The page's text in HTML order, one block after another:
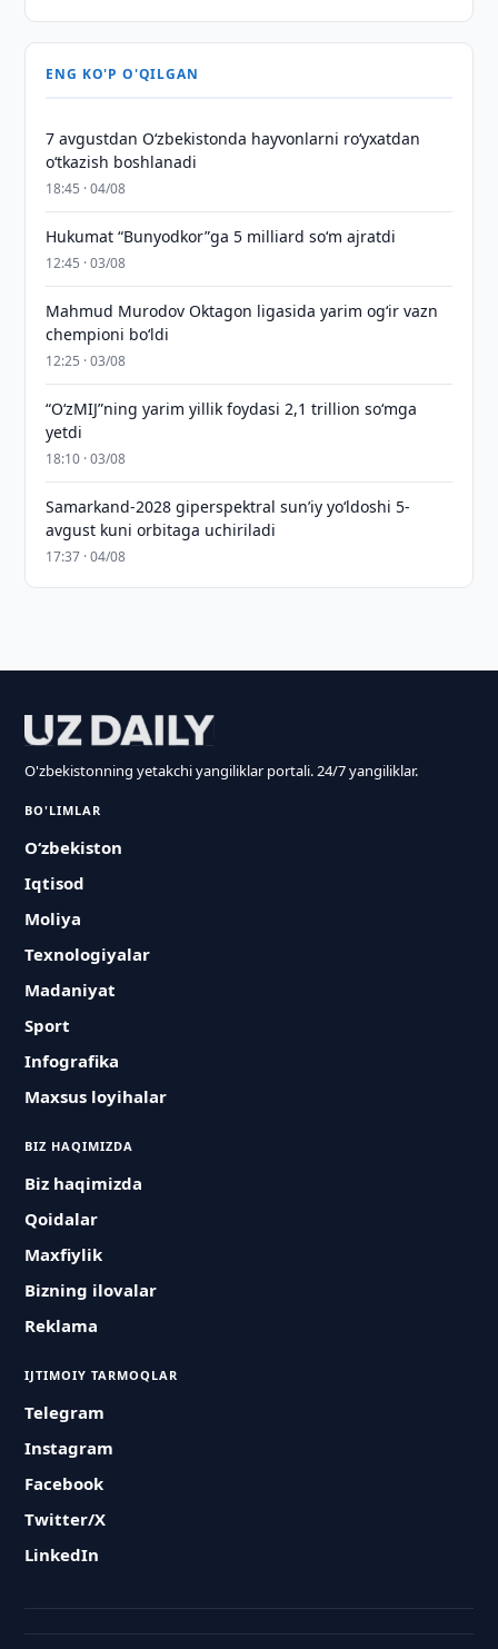
ENG KO'P O'QILGAN
7 avgustdan O‘zbekistonda hayvonlarni ro‘yxatdan
o‘tkazish boshlanadi
18:45 · 04/08
Hukumat “Bunyodkor”ga 5 milliard so‘m ajratdi
12:45 · 03/08
Mahmud Murodov Oktagon ligasida yarim og‘ir vazn
chempioni bo‘ldi
12:25 · 03/08
“O‘zMIJ”ning yarim yillik foydasi 2,1 trillion so‘mga
yetdi
18:10 · 03/08
Samarkand-2028 giperspektral sun’iy yo‘ldoshi 5-
avgust kuni orbitaga uchiriladi
17:37 · 04/08
O'zbekistonning yetakchi yangiliklar portali. 24/7 yangiliklar.
BO'LIMLAR
O‘zbekiston
Iqtisod
Moliya
Texnologiyalar
Madaniyat
Sport
Infografika
Maxsus loyihalar
BIZ HAQIMIZDA
Biz haqimizda
Qoidalar
Maxfiylik
Bizning ilovalar
Reklama
IJTIMOIY TARMOQLAR
Telegram
Instagram
Facebook
Twitter/X
LinkedIn